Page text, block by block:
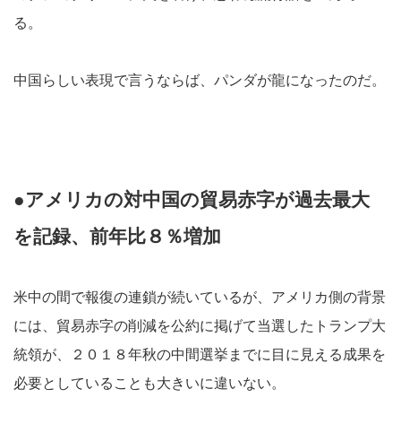
る。
中国らしい表現で言うならば、パンダが龍になったのだ。
●アメリカの対中国の貿易赤字が過去最大
を記録、前年比８％増加
米中の間で報復の連鎖が続いているが、アメリカ側の背景
には、貿易赤字の削減を公約に掲げて当選したトランプ大
統領が、２０１８年秋の中間選挙までに目に見える成果を
必要としていることも大きいに違いない。